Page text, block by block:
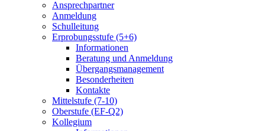
Ansprechpartner
Anmeldung
Schulleitung
Erprobungsstufe (5+6)
Informationen
Beratung und Anmeldung
Übergangsmanagement
Besonderheiten
Kontakte
Mittelstufe (7-10)
Oberstufe (EF-Q2)
Kollegium